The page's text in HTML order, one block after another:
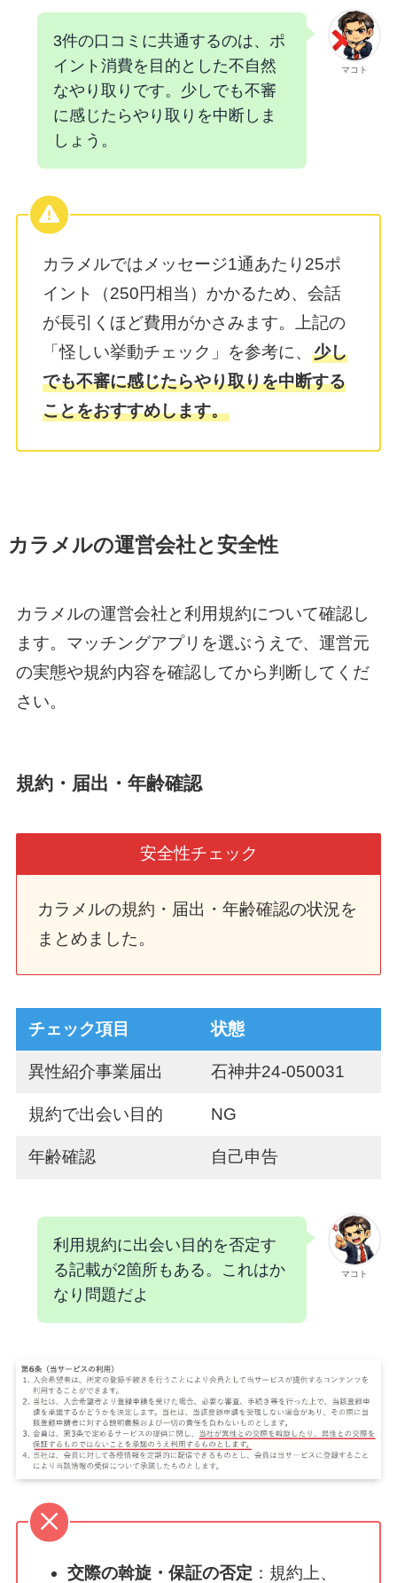
マコト
3件の口コミに共通するのは、ポ
イント消費を目的とした不自然
なやり取りです。少しでも不審
に感じたらやり取りを中断しま
しょう。
カラメルではメッセージ1通あたり25ポ
イント（250円相当）かかるため、会話
が長引くほど費用がかさみます。上記の
「怪しい挙動チェック」を参考に、少し
でも不審に感じたらやり取りを中断する
ことをおすすめします。
カラメルの運営会社と安全性
カラメルの運営会社と利用規約について確認し
ます。マッチングアプリを選ぶうえで、運営元
の実態や規約内容を確認してから判断してくだ
さい。
規約・届出・年齢確認
安全性チェック
カラメルの規約・届出・年齢確認の状況を
まとめました。
チェック項目 状態
異性紹介事業届出 石神井24-050031
規約で出会い目的 NG
年齢確認 自己申告
マコト
利用規約に出会い目的を否定す
る記載が2箇所もある。これはか
なり問題だよ
交際の斡旋・保証の否定 ：規約上、